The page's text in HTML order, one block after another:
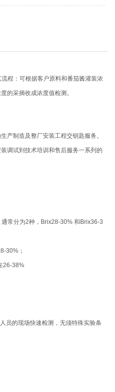
程：可根据客户原料和番茄酱灌装浓
的采摘收成浓度值检测。
产制造及整厂安装工程交钥匙服务。
调试到技术培训和售后服务一系列的
通常分为2种， Brix28-30%和Brix36-3
30% ；
26-38%
员的现场快速检测，无须特殊实验条